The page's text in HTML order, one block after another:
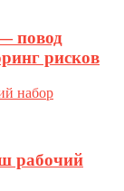
повод
рисков
рабочий